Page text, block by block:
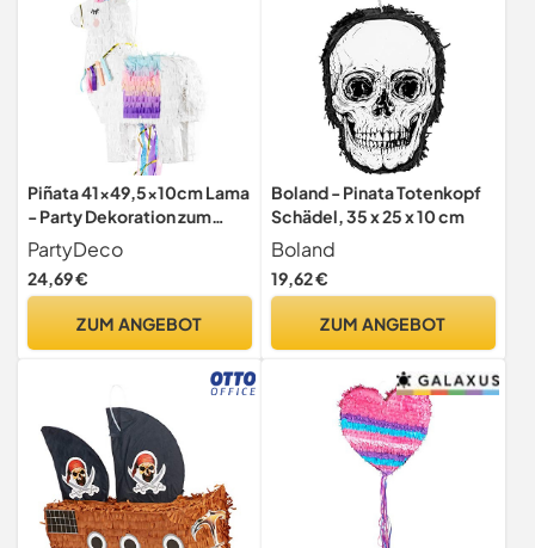
Piñata 41x49,5x10cm Lama
- Party Dekoration zum
Befüllen - Partyspiele
Kindergeburtstag
Geburtstag Hochzeit -
PartyDeco
24,69 €
ZUM ANGEBOT
Boland - Pinata Totenkopf
Schädel, 35 x 25 x 10 cm
Boland
19,62 €
ZUM ANGEBOT